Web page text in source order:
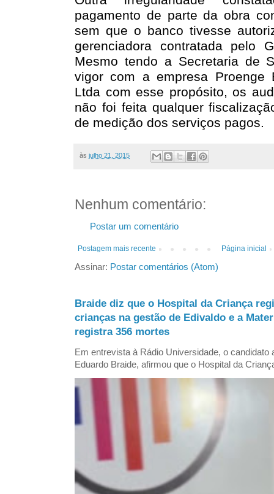
pagamento de parte da obra
sem que o banco tivesse
gerenciadora contratada pelo
Mesmo tendo a Secretaria de
vigor com a empresa Proenge
Ltda com esse propósito, os
não foi feita qualquer
de medição dos serviços pagos.
às julho 21, 2015
Nenhum comentário:
Postar um comentário
Postagem mais recente Página inicial
Assinar: Postar comentários (Atom)
Braide diz que o Hospital da Criança
crianças na gestão de Edivaldo e a
registra 356 mortes
Em entrevista à Rádio Universidade, o candidato
Eduardo Braide, afirmou que o Hospital da